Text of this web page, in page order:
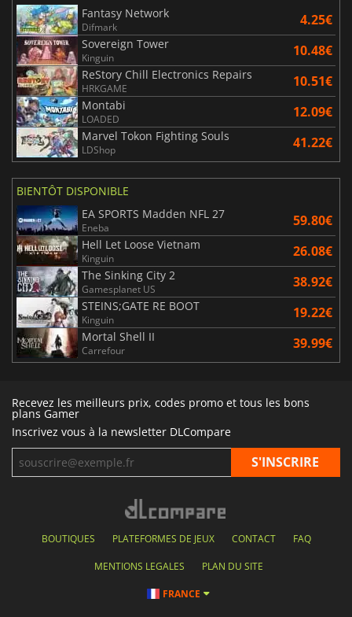
Fantasy Network
Difmark 4.25€
Sovereign Tower
Kinguin 10.48€
ReStory Chill Electronics Repairs
HRKGAME 10.51€
Montabi
LOADED 12.09€
Marvel Tokon Fighting Souls
LDShop 41.22€
BIENTÔT DISPONIBLE
EA SPORTS Madden NFL 27
Eneba 59.80€
Hell Let Loose Vietnam
Kinguin 26.08€
The Sinking City 2
Gamesplanet US 38.92€
STEINS;GATE RE BOOT
Kinguin 19.22€
Mortal Shell II
Carrefour 39.99€
Recevez les meilleurs prix, codes promo et tous les bons
plans Gamer
Inscrivez vous à la newsletter DLCompare
BOUTIQUES PLATEFORMES DE JEUX CONTACT FAQ
MENTIONS LEGALES PLAN DU SITE
FRANCE